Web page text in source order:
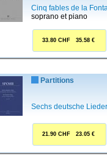
Cinq fables de la
soprano et piano
33.80 CHF 35.58 €
Partitions
Sechs deutsche
21.90 CHF 23.05 €